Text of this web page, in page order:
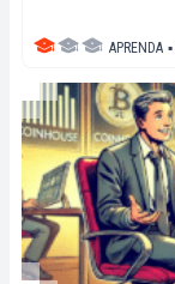
APRENDA ▪